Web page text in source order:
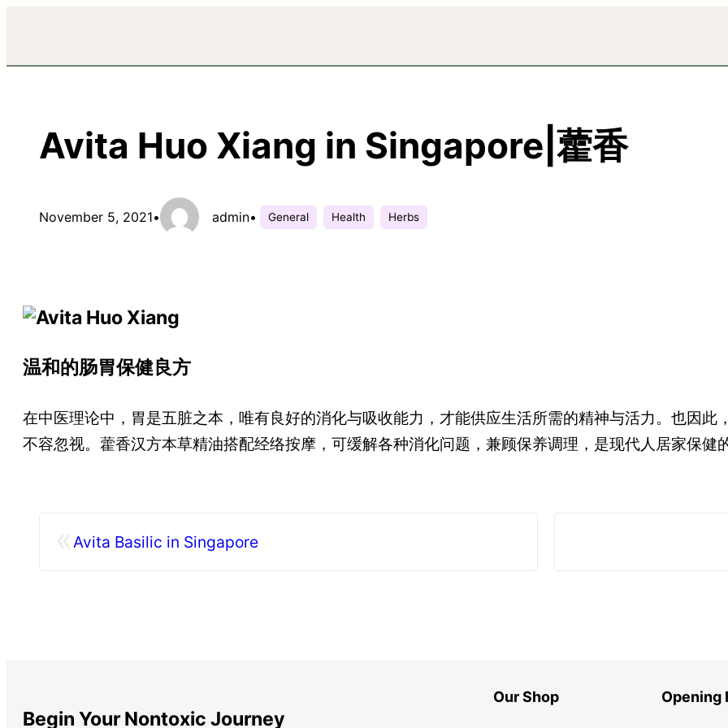
Avita Huo Xiang in Singapore|藿香
November 5, 2021• admin• General Health Herbs
温和的肠胃保健良方
在中医理论中，胃是五脏之本，唯有良好的消化与吸收能力，才能供应生活所需的精神与活力。也因
不容忽视。藿香汉方本草精油搭配经络按摩，可缓解各种消化问题，兼顾保养调理，是现代人居家保健
Avita Basilic in Singapore
Begin Your Nontoxic Journey
Our Shop Opening